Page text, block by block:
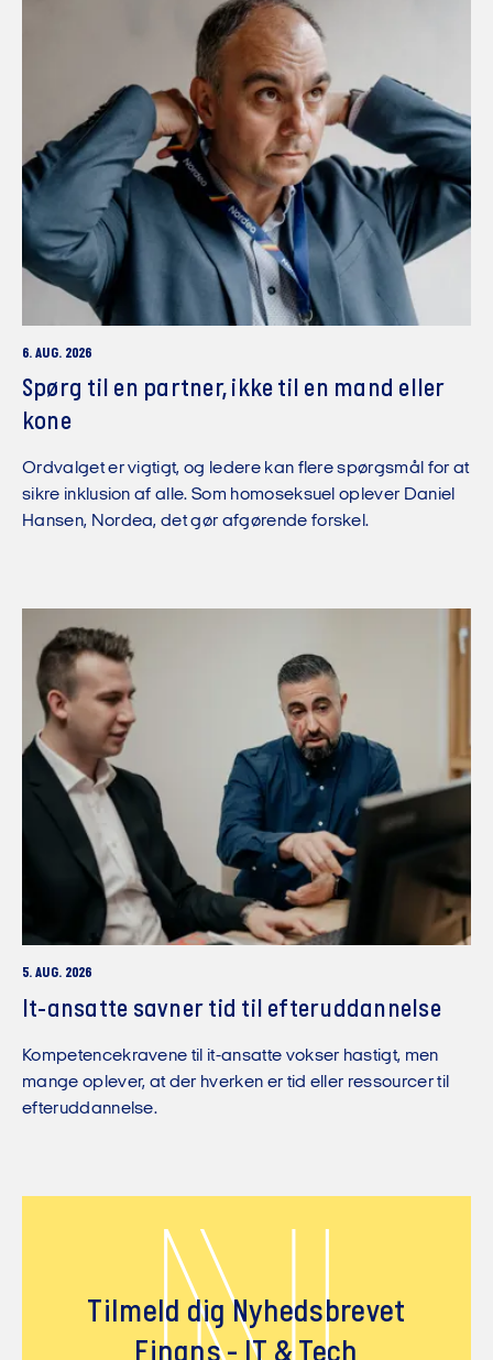
6. AUG. 2026
Spørg til en partner, ikke til en mand eller
kone
Ordvalget er vigtigt, og ledere kan flere spørgsmål for at
sikre inklusion af alle. Som homoseksuel oplever Daniel
Hansen, Nordea, det gør afgørende forskel.
5. AUG. 2026
It-ansatte savner tid til efteruddannelse
Kompetencekravene til it-ansatte vokser hastigt, men
mange oplever, at der hverken er tid eller ressourcer til
efteruddannelse.
Tilmeld dig Nyhedsbrevet